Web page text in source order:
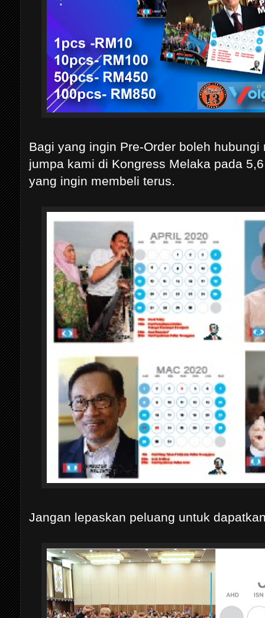
Bagi yang ingin Pre-Order boleh
jumpa kami di Kongress Melaka pada
yang ingin membeli terus.
Jangan lepaskan peluang untuk